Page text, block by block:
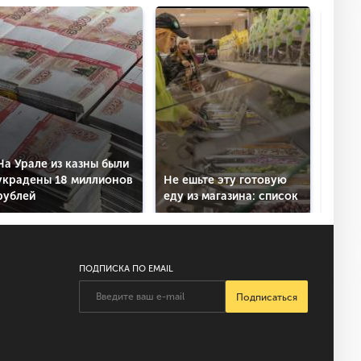
Урале из казны были
18 миллионов
Не ешьте эту готовую
еду из магазина: список
ПОДПИСКА ПО EMAIL
Подписаться